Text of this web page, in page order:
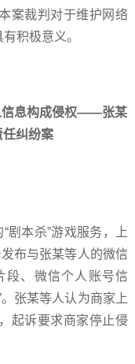
案裁判对于维护网络
积极意义。
信息构成侵权——张某
任纠纷案
剧本杀”游戏服务，上
布与张某等人的微信
段、微信个人账号信
张某等人认为商家上
起诉要求商家停止侵